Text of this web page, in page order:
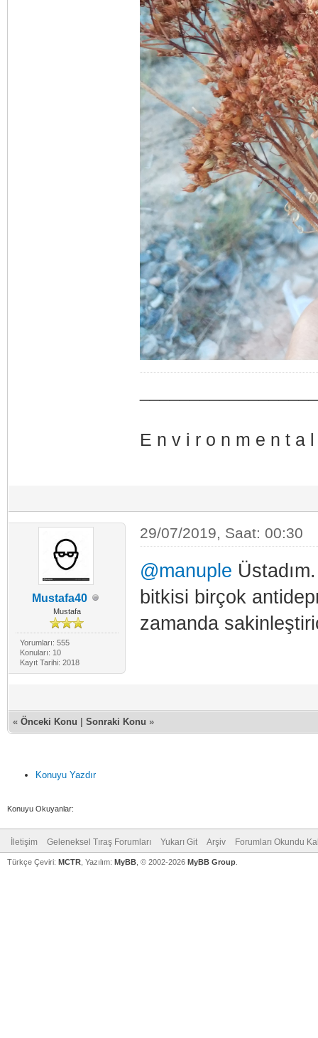
E n v i r o n m e n t a
Mustafa40
Mustafa
Yorumları: 555
Konuları: 10
Kayıt Tarihi: 2018
29/07/2019, Saat: 00:30
@manuple
bitkisi birçok
zamanda
« Önceki Konu Sonraki Konu »
Konuyu Yazdır
Konuyu Okuyanlar:
İletişim Geleneksel Tıraş Forumları Yukarı Git Arşiv Forumları Okundu
Türkçe Çeviri: MCTR , Yazılım: MyBB , © 2002-2026 MyBB Group